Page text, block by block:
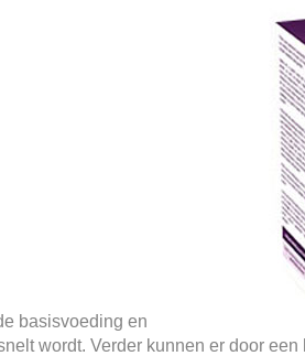
basisvoeding en
wordt. Verder kunnen er door